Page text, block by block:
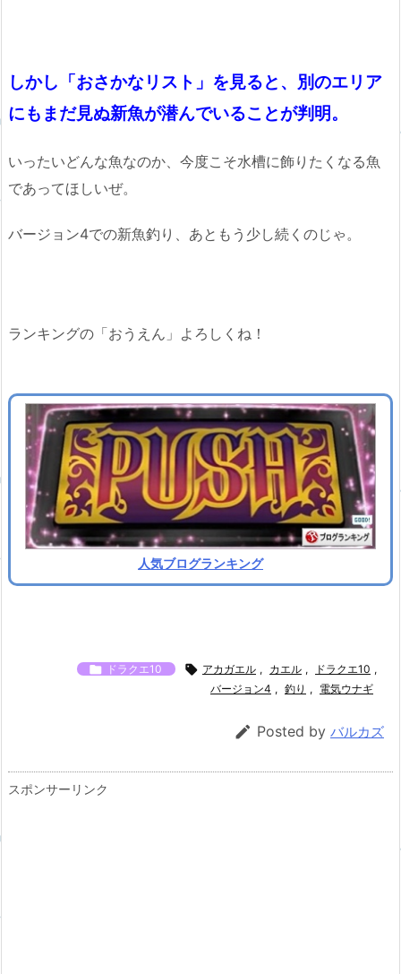
しかし「おさかなリスト」を見ると、別のエリア
にもまだ見ぬ新魚が潜んでいることが判明。
いったいどんな魚なのか、今度こそ水槽に飾りたくなる魚
であってほしいぜ。
バージョン4での新魚釣り、あともう少し続くのじゃ。
ランキングの「おうえん」よろしくね！
人気ブログランキング
 ドラクエ10  アカガエル , カエル , ドラクエ10 ,
バージョン4 , 釣り , 電気ウナギ
 Posted by バルカズ
スポンサーリンク